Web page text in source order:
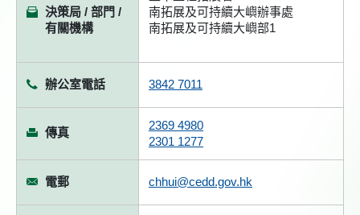
決策局 / 部門 /
有關機構
南拓展及可持續大嶼辦事處
南拓展及可持續大嶼部1
辦公室電話 3842 7011
傳真
2369 4980
2301 1277
電郵 chhui@cedd.gov.hk